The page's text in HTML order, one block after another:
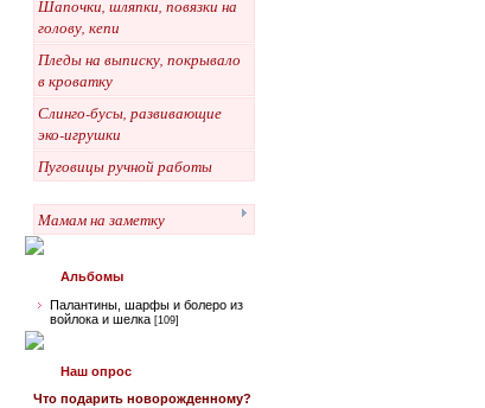
Шапочки, шляпки, повязки на
голову, кепи
Пледы на выписку, покрывало
в кроватку
Слинго-бусы, развивающие
эко-игрушки
Пуговицы ручной работы
Мамам на заметку
Альбомы
Палантины, шарфы и болеро из
войлока и шелка [109]
Наш опрос
Что подарить новорожденному?